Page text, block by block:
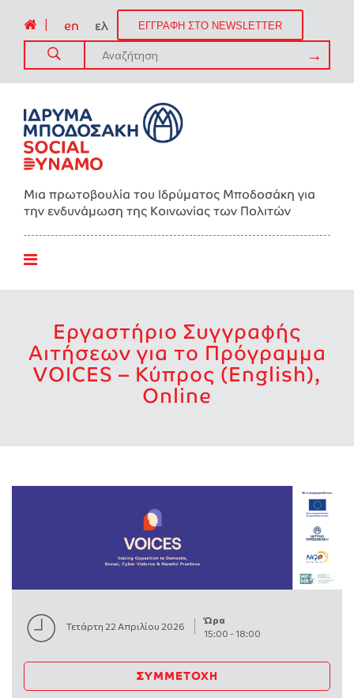
en ελ ΕΓΓΡΑΦΗ ΣΤΟ NEWSLETTER
Μια πρωτοβουλία του Ιδρύματος Μποδοσάκη για
την ενδυνάμωση της Kοινωνίας των Πολιτών
Εργαστήριο Συγγραφής
Αιτήσεων για το Πρόγραμμα
VOICES – Κύπρος (English),
Online
Τετάρτη 22 Απριλίου 2026
Ώρα
15:00 -18:00
ΣΥΜΜΕΤΟΧΉ